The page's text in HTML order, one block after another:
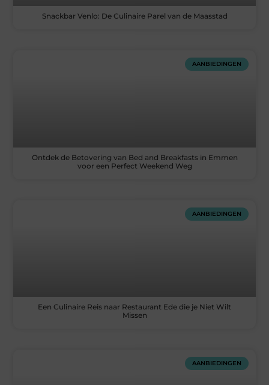
Snackbar Venlo: De Culinaire Parel van de Maasstad
AANBIEDINGEN
Ontdek de Betovering van Bed and Breakfasts in Emmen
voor een Perfect Weekend Weg
AANBIEDINGEN
Een Culinaire Reis naar Restaurant Ede die je Niet Wilt
Missen
AANBIEDINGEN